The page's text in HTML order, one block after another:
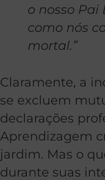
o nosso
como nós
mortal.”
Claramente, a
se excluem
declarações
Aprendizagem
jardim. Mas o
durante suas